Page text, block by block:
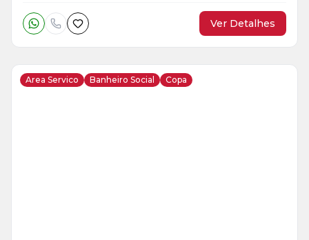
Ver Detalhes
Area Servico Banheiro Social Copa